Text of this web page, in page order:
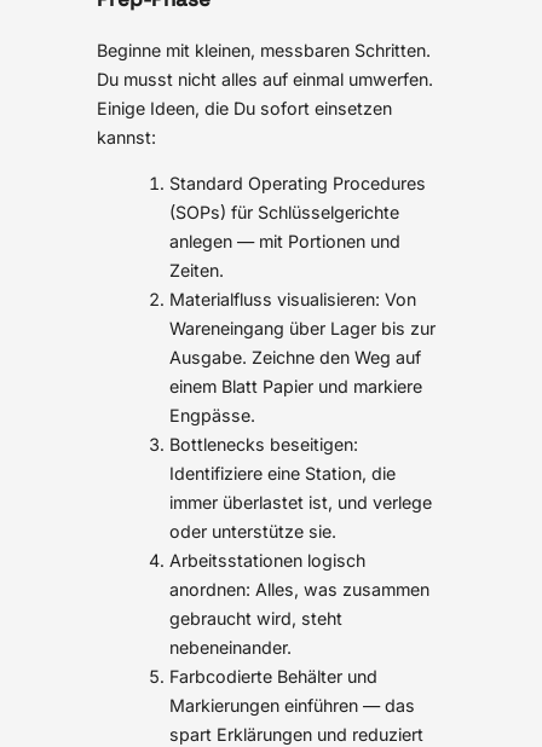
Beginne mit kleinen, messbaren Schritten.
Du musst nicht alles auf einmal umwerfen.
Einige Ideen, die Du sofort einsetzen
kannst:
Standard Operating Procedures
(SOPs) für Schlüsselgerichte
anlegen — mit Portionen und
Zeiten.
Materialfluss visualisieren: Von
Wareneingang über Lager bis zur
Ausgabe. Zeichne den Weg auf
einem Blatt Papier und markiere
Engpässe.
Bottlenecks beseitigen:
Identifiziere eine Station, die
immer überlastet ist, und verlege
oder unterstütze sie.
Arbeitsstationen logisch
anordnen: Alles, was zusammen
gebraucht wird, steht
nebeneinander.
Farbcodierte Behälter und
Markierungen einführen — das
spart Erklärungen und reduziert